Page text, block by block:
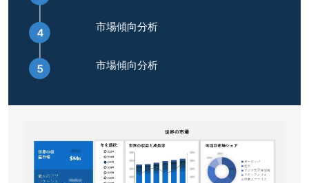
市場傾向分析
市場傾向分析